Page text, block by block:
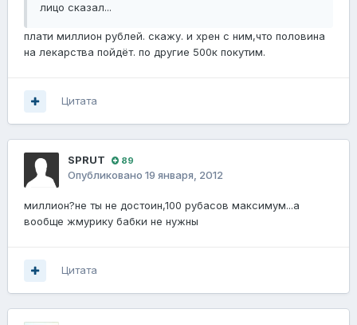
лицо сказал...
плати миллион рублей. скажу. и хрен с ним,что половина
на лекарства пойдёт. по другие 500к покутим.
Цитата
SPRUT 89
Опубликовано 19 января, 2012
миллион?не ты не достоин,100 рубасов максимум...а
вообще жмурику бабки не нужны
Цитата